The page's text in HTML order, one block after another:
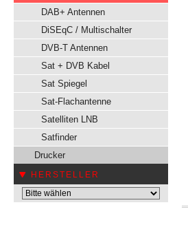
DAB+ Antennen
DiSEqC / Multischalter
DVB-T Antennen
Sat + DVB Kabel
Sat Spiegel
Sat-Flachantenne
Satelliten LNB
Satfinder
Drucker
HERSTELLER